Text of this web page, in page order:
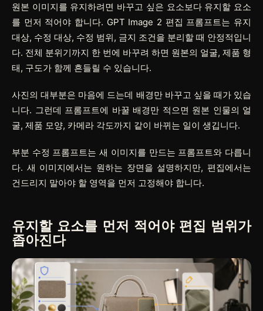
원본 이미지를 유지하려면 바꾸고 싶은 요소보다 유지할 요소
를 먼저 적어야 합니다. GPT Image 2 편집 프롬프트는 유지
대상, 수정 대상, 수정 범위, 금지 조건을 분리할 때 안정적입니
다. 전체 분위기까지 한 번에 바꾸려 하면 원본의 얼굴, 제품 형
태, 구도가 함께 흔들릴 수 있습니다.
사진의 대부분은 마음에 드는데 배경만 바꾸고 싶을 때가 있습
니다. 그런데 프롬프트에 바꿀 배경만 적으면 원본 인물의 얼
굴, 제품 모양, 카메라 각도까지 같이 바뀌는 일이 생깁니다.
부분 수정 프롬프트는 새 이미지를 만드는 프롬프트와 다릅니
다. 새 이미지에서는 원하는 장면을 설명하지만, 편집에서는
건드리지 말아야 할 영역을 먼저 고정해야 합니다.
유지할 요소를 먼저 적어야 편집 범위가
좁아진다